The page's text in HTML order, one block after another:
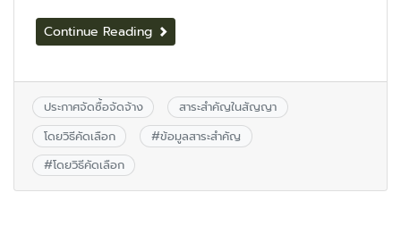
Continue Reading
ประกาศจัดซื้อจัดจ้าง
สาระสำคัญในสัญญา
โดยวิธีคัดเลือก
#ข้อมูลสาระสำคัญ
#โดยวิธีคัดเลือก